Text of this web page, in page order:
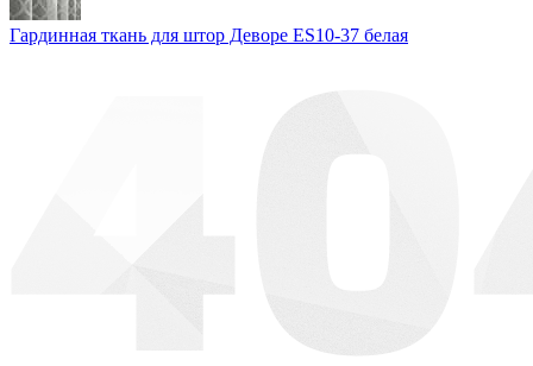
Гардинная ткань для штор Деворе ES10-37 белая